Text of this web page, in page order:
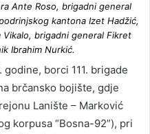
Ante Roso, brigadni general
kantona Izet Hadžić,
Vikalo, brigadni general Fikret
Ibrahim Nurkić.
borci 111. brigade
brčansko bojište, gdje
Lanište – Marković
korpusa “Bosna-92”), pri